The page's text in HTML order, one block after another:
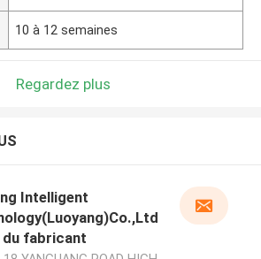
10 à 12 semaines
Regardez plus
Intelligent
fabricant